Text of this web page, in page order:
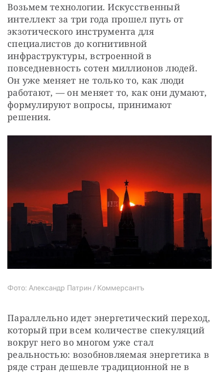
Возьмем технологии. Искусственный
интеллект за три года прошел путь от
экзотического инструмента для
специалистов до когнитивной
инфраструктуры, встроенной в
повседневность сотен миллионов людей.
Он уже меняет не только то, как люди
работают, — он меняет то, как они думают,
формулируют вопросы, принимают
решения.
Фото: Александр Патрин / Коммерсантъ
Параллельно идет энергетический переход,
который при всем количестве спекуляций
вокруг него во многом уже стал
реальностью: возобновляемая энергетика в
ряде стран дешевле традиционной не в